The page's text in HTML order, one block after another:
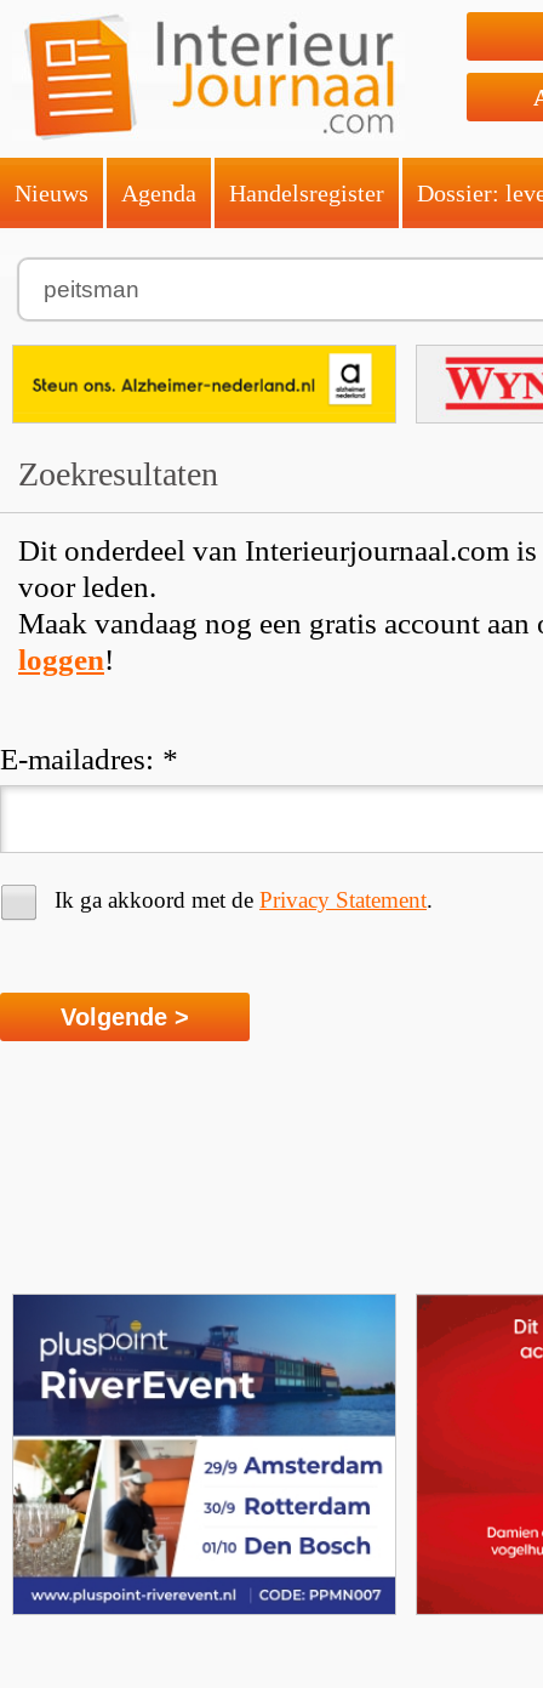
Nieuws Agenda Handelsregister Dossier:
Zoekresultaten
Dit onderdeel van Interieurjournaal.com
voor leden.
Maak vandaag nog een gratis account
loggen!
E-mailadres: *
Ik ga akkoord met de Privacy Statement.